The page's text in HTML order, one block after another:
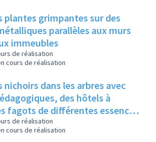
plantes grimpantes sur des
parallèles aux murs
immeubles
de réalisation
cours de réalisation
nichoirs dans les arbres avec
des hôtels à
fagots de différentes essences
la biodiversité sur la place du
Roue
de réalisation
cours de réalisation